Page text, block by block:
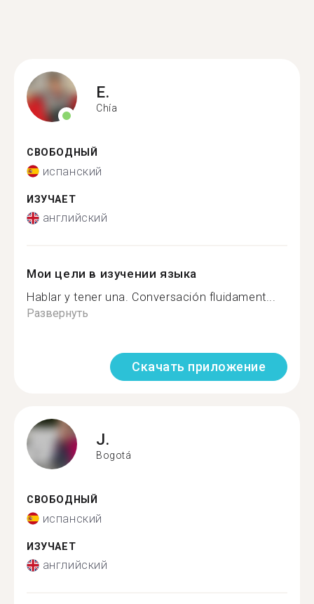
E.
Chía
СВОБОДНЫЙ
испанский
ИЗУЧАЕТ
английский
Мои цели в изучении языка
Hablar y tener una. Conversación fluidament...
Развернуть
Скачать приложение
J.
Bogotá
СВОБОДНЫЙ
испанский
ИЗУЧАЕТ
английский